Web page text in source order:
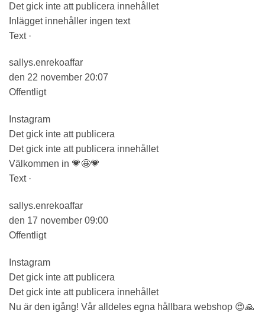
Det gick inte att publicera innehållet
Inlägget innehåller ingen text
Text ·
sallys.enrekoaffar
den 22 november 20:07
Offentligt
Instagram
Det gick inte att publicera
Det gick inte att publicera innehållet
Välkommen in 💗🤩💗
Text ·
sallys.enrekoaffar
den 17 november 09:00
Offentligt
Instagram
Det gick inte att publicera
Det gick inte att publicera innehållet
Nu är den igång! Vår alldeles egna hållbara webshop 😍🙏